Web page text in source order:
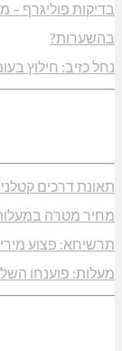
בדיקות פוליגרף –
בהשערות?
נחל כזיב: חילוץ
תאונת דרכים
מחיר מטרה במעלות:
תרשיחא: פצוע מירי
מעלות: פוענחו